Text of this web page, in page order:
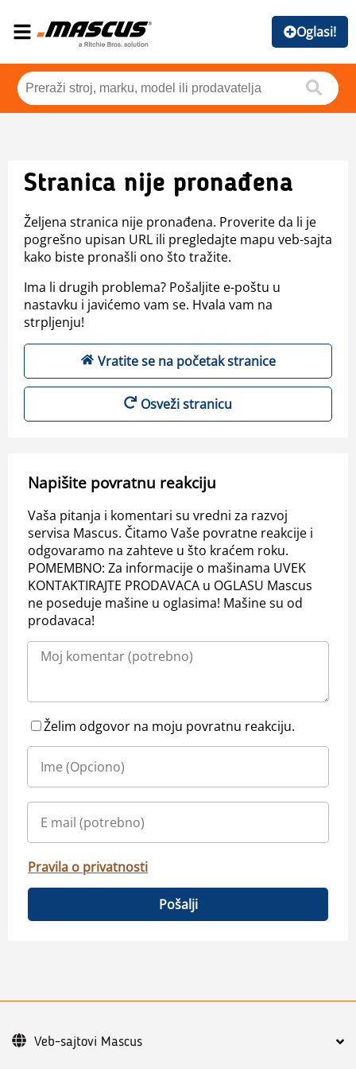
Oglasi!
Stranica nije pronađena
Željena stranica nije pronađena. Proverite da li je
pogrešno upisan URL ili pregledajte mapu veb-sajta
kako biste pronašli ono što tražite.
Ima li drugih problema? Pošaljite e-poštu u
nastavku i javićemo vam se. Hvala vam na
strpljenju!
Vratite se na početak stranice
Osveži stranicu
Napišite povratnu reakciju
Vaša pitanja i komentari su vredni za razvoj
servisa Mascus. Čitamo Vaše povratne reakcije i
odgovaramo na zahteve u što kraćem roku.
POMEMBNO: Za informacije o mašinama UVEK
KONTAKTIRAJTE PRODAVACA u OGLASU Mascus
ne poseduje mašine u oglasima! Mašine su od
prodavaca!
Želim odgovor na moju povratnu reakciju.
Pravila o privatnosti
Pošalji
Veb-sajtovi Mascus